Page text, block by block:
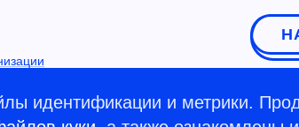
идентификации и метрики.